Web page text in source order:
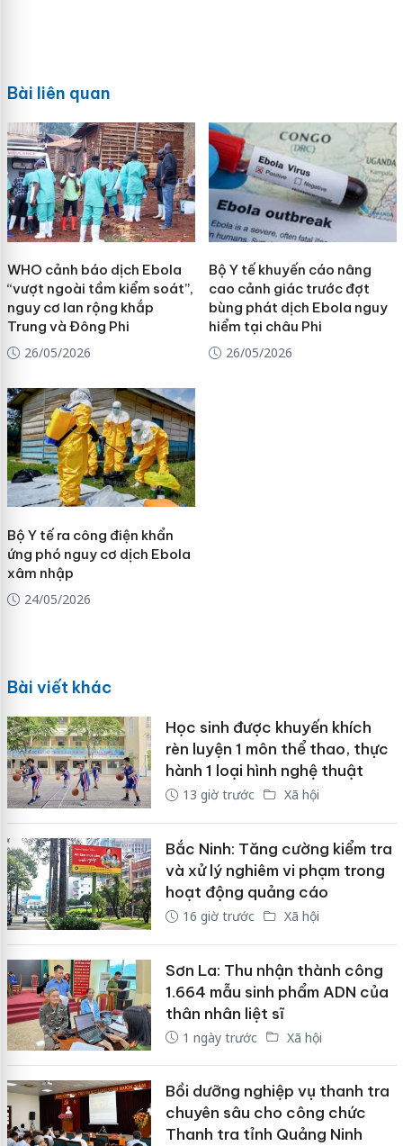
Bài liên quan
WHO cảnh báo dịch Ebola
“vượt ngoài tầm kiểm soát”,
nguy cơ lan rộng khắp
Trung và Đông Phi
26/05/2026
Bộ Y tế khuyến cáo nâng
cao cảnh giác trước đợt
bùng phát dịch Ebola nguy
hiểm tại châu Phi
26/05/2026
Bộ Y tế ra công điện khẩn
ứng phó nguy cơ dịch Ebola
xâm nhập
24/05/2026
Bài viết khác
Học sinh được khuyến khích
rèn luyện 1 môn thể thao, thực
hành 1 loại hình nghệ thuật
13 giờ trước Xã hội
Bắc Ninh: Tăng cường kiểm tra
và xử lý nghiêm vi phạm trong
hoạt động quảng cáo
16 giờ trước Xã hội
Sơn La: Thu nhận thành công
1.664 mẫu sinh phẩm ADN của
thân nhân liệt sĩ
1 ngày trước Xã hội
Bồi dưỡng nghiệp vụ thanh tra
chuyên sâu cho công chức
Thanh tra tỉnh Quảng Ninh